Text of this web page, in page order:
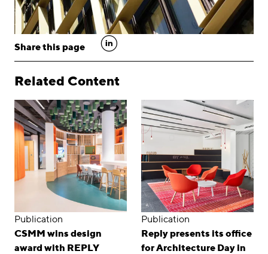
Share this page linkedin
Related Content
Publication
CSMM wins design
award with REPLY
Publication
Reply presents its office
for Architecture Day in